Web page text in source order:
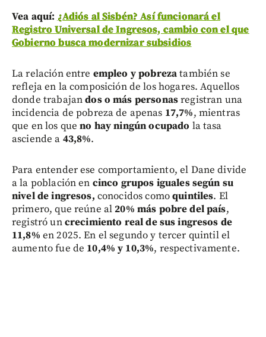
Vea aquí: ¿Adiós al Sisbén? Así funcionará el
Registro Universal de Ingresos, cambio con el que
Gobierno busca modernizar subsidios
La relación entre empleo y pobrezatambién se
refleja en la composición de los hogares. Aquellos
donde trabajandos o más personasregistran una
incidencia de pobreza de apenas 17,7%, mientras
que en los queno hay ningún ocupado la tasa
asciende a 43,8%.
Para entender ese comportamiento, el Dane divide
a la población en cinco grupos iguales según su
nivel de ingresos, conocidos comoquintiles. El
primero, que reúne al20% más pobre del país,
registró uncrecimiento real de sus ingresos de
11,8% en 2025. En el segundo y tercer quintil el
aumento fue de 10,4% y 10,3%, respectivamente.